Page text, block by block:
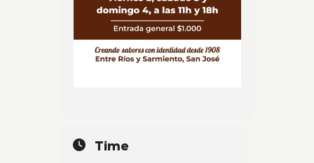
Time